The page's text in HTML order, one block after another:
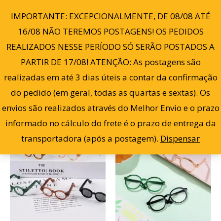
IMPORTANTE: EXCEPCIONALMENTE, DE 08/08 ATÉ
16/08 NÃO TEREMOS POSTAGENS! OS PEDIDOS
REALIZADOS NESSE PERÍODO SÓ SERÃO POSTADOS A
PARTIR DE 17/08! ATENÇÃO: As postagens são
realizadas em até 3 dias úteis a contar da confirmação
do pedido (em geral, todas as quartas e sextas). Os
envios são realizados através do Melhor Envio e o prazo
informado no cálculo do frete é o prazo de entrega da
transportadora (após a postagem). Dispensar
para
conteúdo
0
Filter Mostrando todos os 5 resultados
Oferta!
O
preço
original
era:
R$ 20,00.
O
preço
atual
é:
R$ 15,00.
Este
produto
variantes.
Oferta!
O
preço
original
era:
R$ 20,00.
O
preço
atual
é:
R$
tem